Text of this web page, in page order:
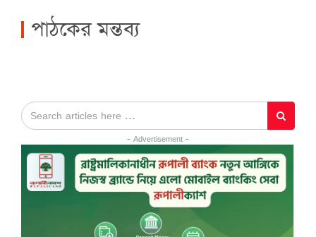
পাঠকের মন্তব্য
- Advertisement -